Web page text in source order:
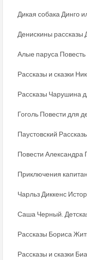
Дикая собака Динго
Денискины рассказы
Алые паруса Повесть
Рассказы и сказки
Рассказы Чарушина
Гоголь Повести для
Паустовский
Повести Александра
Приключения
Чарльз Диккенс
Саша Черный.
Рассказы Бориса
Рассказы и сказки